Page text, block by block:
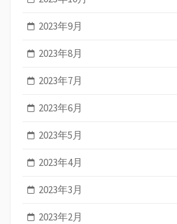
2023年9月
2023年8月
2023年7月
2023年6月
2023年5月
2023年4月
2023年3月
2023年2月